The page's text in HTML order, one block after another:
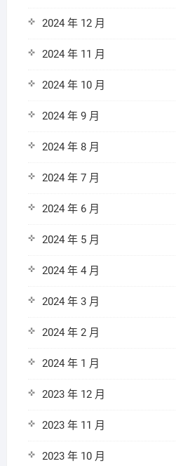
2024 年 12 月
2024 年 11 月
2024 年 10 月
2024 年 9 月
2024 年 8 月
2024 年 7 月
2024 年 6 月
2024 年 5 月
2024 年 4 月
2024 年 3 月
2024 年 2 月
2024 年 1 月
2023 年 12 月
2023 年 11 月
2023 年 10 月